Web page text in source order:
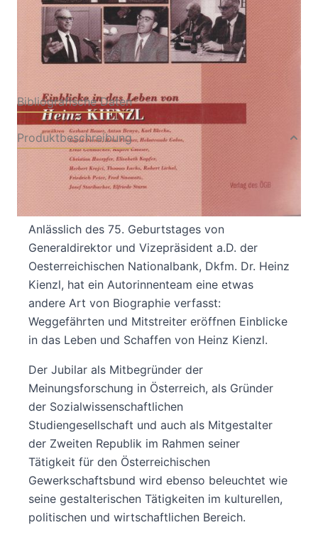
Antiquarisches Buch 132 Seiten
Paperback ISBN: ANTIDIV010
Bibliografische Daten
Produktbeschreibung
guter Zustand
ISBN 3-7035-0671-7
Anlässlich des 75. Geburtstages von
Generaldirektor und Vizepräsident a.D. der
Oesterreichischen Nationalbank, Dkfm. Dr. Heinz
Kienzl, hat ein Autorinnenteam eine etwas
andere Art von Biographie verfasst:
Weggefährten und Mitstreiter eröffnen Einblicke
in das Leben und Schaffen von Heinz Kienzl.
Der Jubilar als Mitbegründer der
Meinungsforschung in Österreich, als Gründer
der Sozialwissenschaftlichen
Studiengesellschaft und auch als Mitgestalter
der Zweiten Republik im Rahmen seiner
Tätigkeit für den Österreichischen
Gewerkschaftsbund wird ebenso beleuchtet wie
seine gestalterischen Tätigkeiten im kulturellen,
politischen und wirtschaftlichen Bereich.